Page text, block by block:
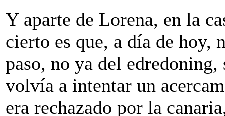
Y aparte de Lorena, en la
cierto es que, a día de hoy,
paso, no ya del
volvía a intentar un
era rechazado por la